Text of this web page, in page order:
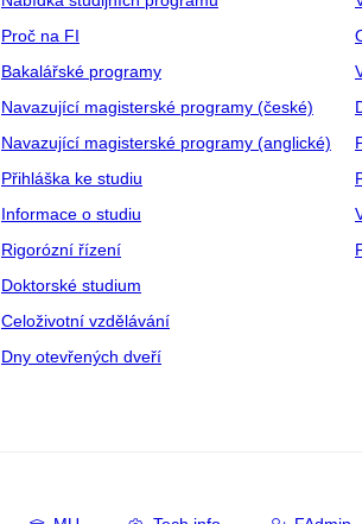
Proč na FI
Bakalářské programy
Navazující magisterské programy (české)
Navazující magisterské programy (anglické)
Přihláška ke studiu
Informace o studiu
Rigorózní řízení
Doktorské studium
Celoživotní vzdělávání
Dny otevřených dveří